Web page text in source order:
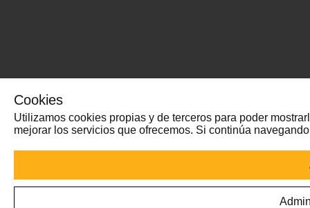
Cookies
Utilizamos cookies propias y de terceros para poder
mejorar los servicios que ofrecemos. Si continúa